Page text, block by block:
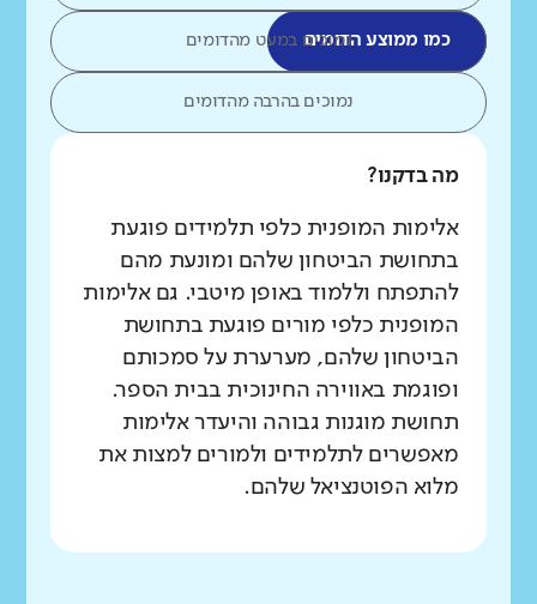
כמו ממוצע הדומיםנמוכים במעט מהדומים
נמוכים בהרבה מהדומים
מה בדקנו?
אלימות המופנית כלפי תלמידים פוגעת
בתחושת הביטחון שלהם ומונעת מהם
להתפתח וללמוד באופן מיטבי. גם אלימות
המופנית כלפי מורים פוגעת בתחושת
הביטחון שלהם, מערערת על סמכותם
ופוגמת באווירה החינוכית בבית הספר.
תחושת מוגנות גבוהה והיעדר אלימות
מאפשרים לתלמידים ולמורים למצות את
מלוא הפוטנציאל שלהם.